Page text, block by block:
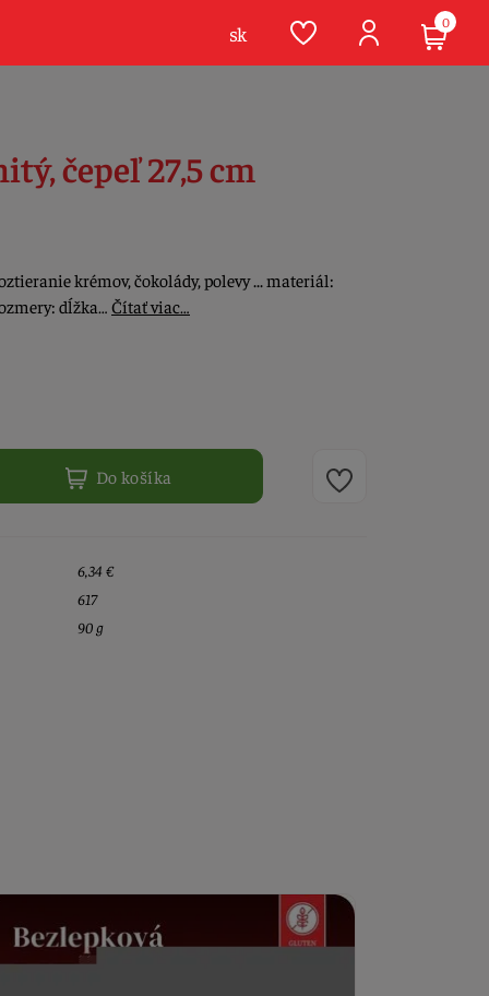
čepeľ 27,5 cm
krémov, čokolády, polevy ... materiál:
dĺžka… Čítať viac…
Do košíka
6,34 €
617
90 g
sk 0